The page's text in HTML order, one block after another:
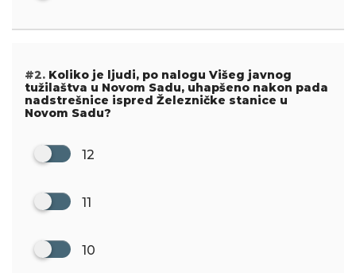
#2. Koliko je ljudi, po nalogu Višeg javnog
tužilaštva u Novom Sadu, uhapšeno nakon pada
nadstrešnice ispred Železničke stanice u
Novom Sadu?
12
11
10